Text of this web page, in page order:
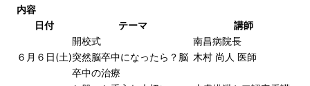
内容
日付
テーマ 講師
６月６日(土)
開校式
突然脳卒中になったら？脳
卒中の治療
南昌病院長
木村 尚人 医師